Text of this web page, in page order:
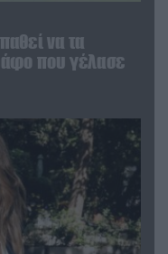
να τα
που γέλασε